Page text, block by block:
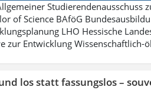
Studierendenausschuss
of Science BAföG
LHO Hessische
zur Entwicklung Wissenschaftlich-
los statt fassungslos –